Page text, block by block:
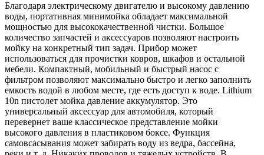
Благодаря электрическому двигателю и высокому давлению
воды, портативная минимойка обладает максимальной
мощностью для высококачественной чистки. Большое
количество запчастей и аксессуаров позволяют настроить
мойку на конкретный тип задач. Прибор может
использоваться для прочистки ковров, шкафов и остальной
мебели. Компактный, мобильный и быстрый насос с
фильтром позволяют максимально быстро и легко заполнить
емкость водой в любом месте, где есть доступ к воде. Lithium
10n пистолет мойка давление аккумулятор. Это
универсальный аксессуар для автомобиля, который
перевернет ваше классическое представление мойки
высокого давления в пластиковом боксе. Функция
самовсасывания может забирать воду из ведра, бассейна,